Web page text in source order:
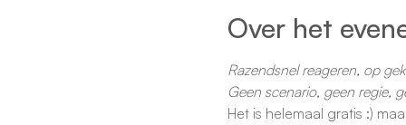
Over het
Razendsnel reageren, op
Geen scenario, geen regie,
Het is helemaal gratis :)